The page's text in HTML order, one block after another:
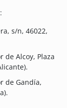
s/n, 46022,
de Alcoy, Plaza
de Gandía,